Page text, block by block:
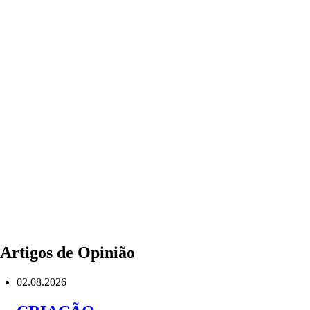
Artigos de Opinião
02.08.2026